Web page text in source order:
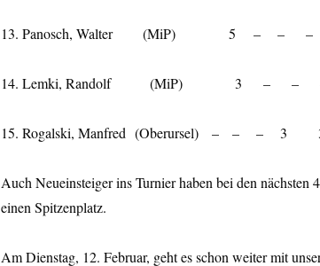
13. Panosch, Walter (MiP) 5 –
14. Lemki, Randolf (MiP) 3 –
15. Rogalski, Manfred (Oberursel) – – – 3
Auch Neueinsteiger ins Turnier haben bei den nächsten
einen Spitzenplatz.
Am Dienstag, 12. Februar, geht es schon weiter mit